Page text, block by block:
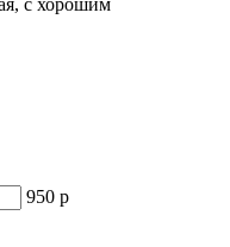
с хорошим
950 р